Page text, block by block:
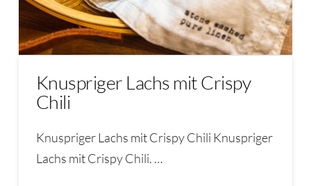
Knuspriger Lachs mit Crispy
Chili
Knuspriger Lachs mit Crispy Chili Knuspriger
Lachs mit Crispy Chili. …